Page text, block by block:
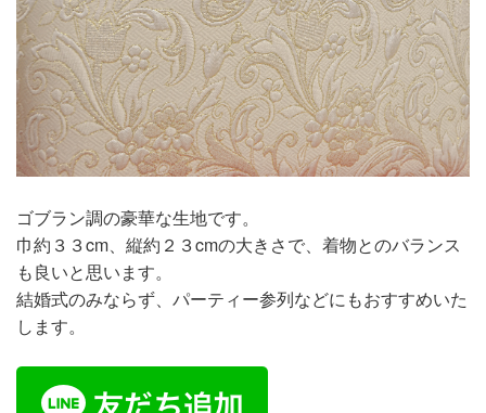
ゴブラン調の豪華な生地です。
巾約３３cm、縦約２３cmの大きさで、着物とのバランス
も良いと思います。
結婚式のみならず、パーティー参列などにもおすすめいた
します。